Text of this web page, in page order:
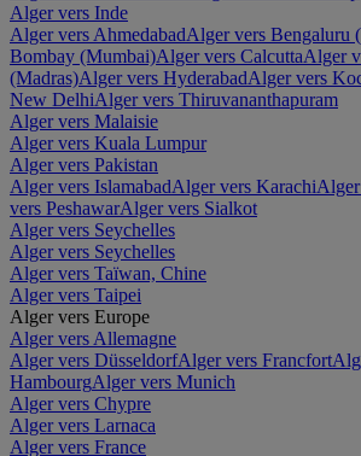
Alger vers Inde
Alger vers AhmedabadAlger vers Bengaluru
Bombay (Mumbai)Alger vers CalcuttaAlger
(Madras)Alger vers HyderabadAlger vers
New DelhiAlger vers Thiruvananthapuram
Alger vers Malaisie
Alger vers Kuala Lumpur
Alger vers Pakistan
Alger vers IslamabadAlger vers Karachi
vers PeshawarAlger vers Sialkot
Alger vers Seychelles
Alger vers Seychelles
Alger vers Taïwan, Chine
Alger vers Taipei
Alger vers Europe
Alger vers Allemagne
Alger vers DüsseldorfAlger vers Francfort
HambourgAlger vers Munich
Alger vers Chypre
Alger vers Larnaca
Alger vers France